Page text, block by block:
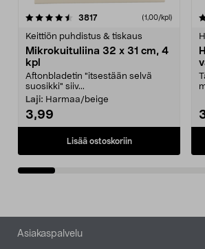
3817arvostelut (1,00/kpl)
Keittiön puhdistus & tiskaus
Mikrokuituliina 32 x 31 cm, 4
kpl
Aftonbladetin "itsestään selvä
suosikki" siiv...
Laji: Harmaa/beige
3,99
Lisää ostoskoriin
4.5viidestä
Alatunniste
Asiakaspalvelu